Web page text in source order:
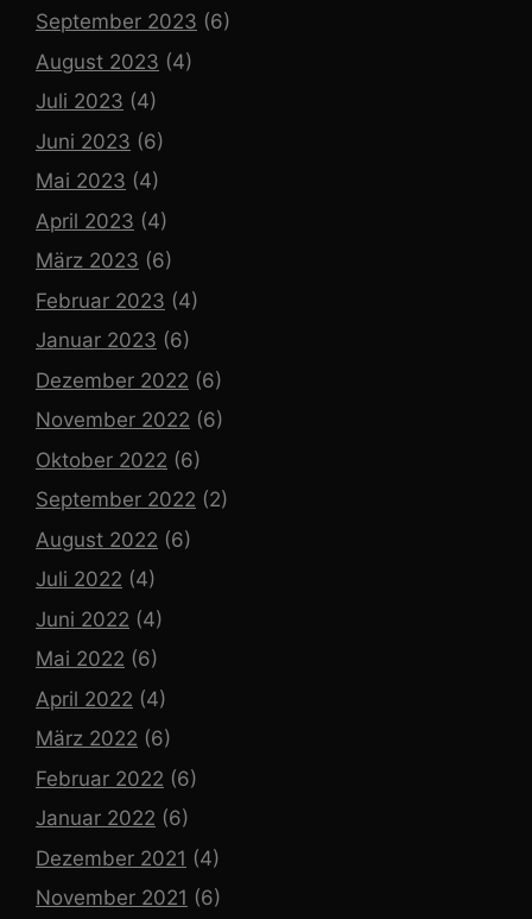
September 2023 (6)
August 2023 (4)
Juli 2023 (4)
Juni 2023 (6)
Mai 2023 (4)
April 2023 (4)
März 2023 (6)
Februar 2023 (4)
Januar 2023 (6)
Dezember 2022 (6)
November 2022 (6)
Oktober 2022 (6)
September 2022 (2)
August 2022 (6)
Juli 2022 (4)
Juni 2022 (4)
Mai 2022 (6)
April 2022 (4)
März 2022 (6)
Februar 2022 (6)
Januar 2022 (6)
Dezember 2021 (4)
November 2021 (6)